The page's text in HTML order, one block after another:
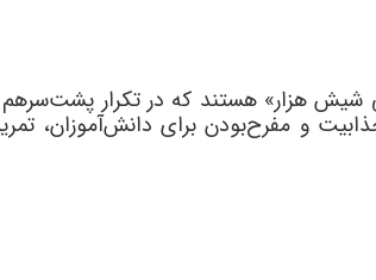
هزار» هستند که در تکرار پشتسرهم
و مفرحبودن برای دانشآموزان،